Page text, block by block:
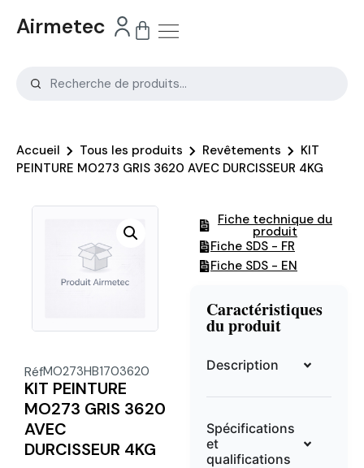
Airmetec
Accueil Tous les produits Revêtements
KIT
PEINTURE MO273 GRIS 3620 AVEC DURCISSEUR 4KG
RéfMO273HB1703620
KIT PEINTURE
MO273 GRIS 3620
AVEC
DURCISSEUR 4KG
Fiche technique du
produit
Fiche SDS - FR
Fiche SDS - EN
Caractéristiques
du produit
Description
Spécifications
et
qualifications